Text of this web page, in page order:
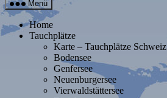
Menü
Home
Tauchplätze
Karte – Tauchplätze Schweiz
Bodensee
Genfersee
Neuenburgersee
Vierwaldstättersee